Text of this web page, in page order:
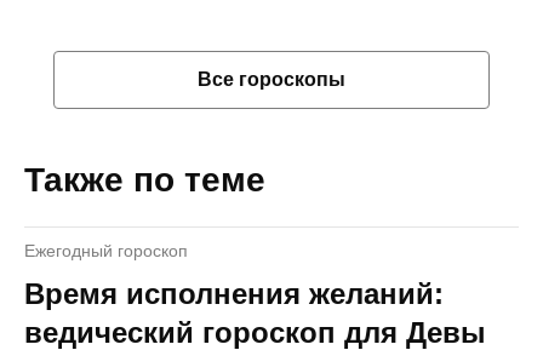
Все гороскопы
Также по теме
Ежегодный гороскоп
Время исполнения желаний:
ведический гороскоп для Девы